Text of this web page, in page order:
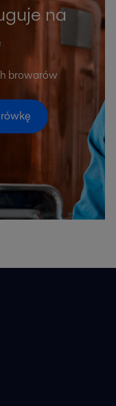
na
browarów